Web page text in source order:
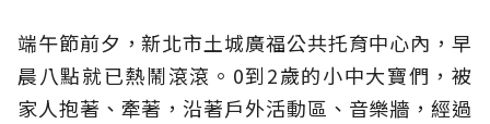
端午節前夕，新北市土城廣福公共托育中心內，早
晨八點就已熱鬧滾滾。0到2歲的小中大寶們，被
家人抱著、牽著，沿著戶外活動區、音樂牆，經過